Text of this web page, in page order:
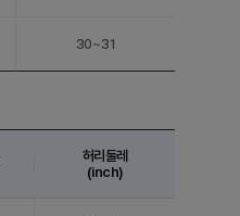
30~31
허리둘레
(inch)